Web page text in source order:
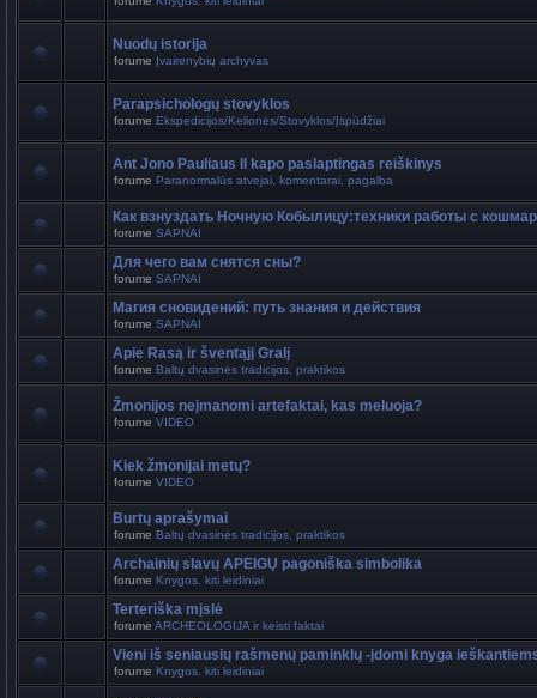
Nuodų istorija
forume Įvairenybių archyvas
Parapsichologų stovyklos
forume Ekspedicijos/Kelionės/Stovyklos/Įspūdžiai
Ant Jono Pauliaus II kapo paslaptingas reiškinys
forume Paranormalūs atvejai, komentarai, pagalba
Как взнуздать Ночную Кобылицу:техники работы с
forume SAPNAI
Для чего вам снятся сны?
forume SAPNAI
Магия сновидений: путь знания и действия
forume SAPNAI
Apie Rasą ir šventąjį Gralį
forume Baltų dvasinės tradicijos, praktikos
Žmonijos neįmanomi artefaktai, kas meluoja?
forume VIDEO
Kiek žmonijai metų?
forume VIDEO
Burtų aprašymai
forume Baltų dvasinės tradicijos, praktikos
Archainių slavų APEIGŲ pagoniška simbolika
forume Knygos. kiti leidiniai
Terteriška mįslė
forume ARCHEOLOGIJA ir keisti faktai
Vieni iš seniausių rašmenų paminklų -įdomi knyga
forume Knygos. kiti leidiniai